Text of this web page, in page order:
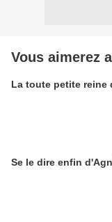
Vous aimerez
La toute petite reine
Se le dire enfin